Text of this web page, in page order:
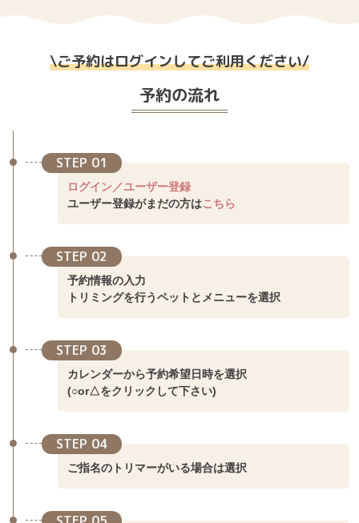
\ご予約はログインしてご利用ください/
予約の流れ
STEP 01
ログイン／ユーザー登録
ユーザー登録がまだの方はこちら
STEP 02
予約情報の入力
トリミングを行うペットとメニューを選択
STEP 03
カレンダーから予約希望日時を選択
(○or△をクリックして下さい)
STEP 04
ご指名のトリマーがいる場合は選択